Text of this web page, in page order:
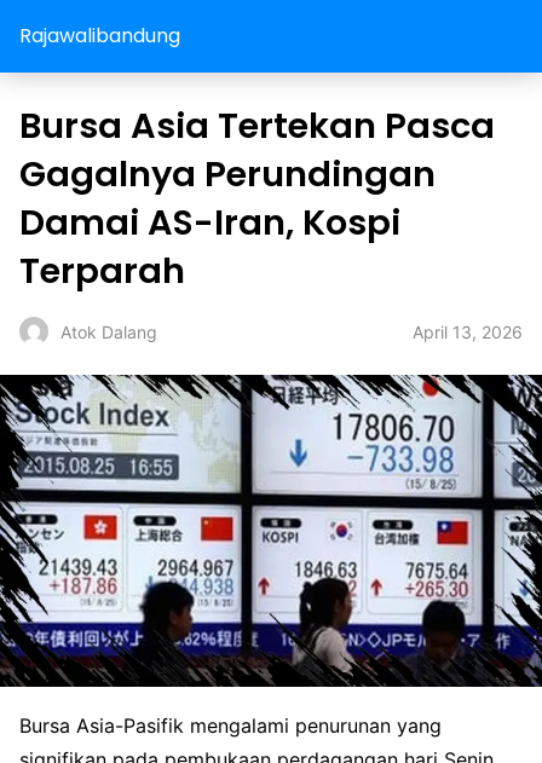
Rajawalibandung
Bursa Asia Tertekan Pasca
Gagalnya Perundingan
Damai AS-Iran, Kospi
Terparah
Atok Dalang April 13, 2026
Bursa Asia-Pasifik mengalami penurunan yang